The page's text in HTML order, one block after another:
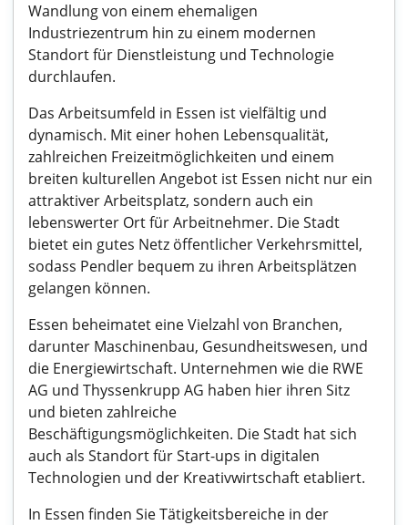
Wandlung von einem ehemaligen
Industriezentrum hin zu einem modernen
Standort für Dienstleistung und Technologie
durchlaufen.
Das Arbeitsumfeld in Essen ist vielfältig und
dynamisch. Mit einer hohen Lebensqualität,
zahlreichen Freizeitmöglichkeiten und einem
breiten kulturellen Angebot ist Essen nicht nur ein
attraktiver Arbeitsplatz, sondern auch ein
lebenswerter Ort für Arbeitnehmer. Die Stadt
bietet ein gutes Netz öffentlicher Verkehrsmittel,
sodass Pendler bequem zu ihren Arbeitsplätzen
gelangen können.
Essen beheimatet eine Vielzahl von Branchen,
darunter Maschinenbau, Gesundheitswesen, und
die Energiewirtschaft. Unternehmen wie die RWE
AG und Thyssenkrupp AG haben hier ihren Sitz
und bieten zahlreiche
Beschäftigungsmöglichkeiten. Die Stadt hat sich
auch als Standort für Start-ups in digitalen
Technologien und der Kreativwirtschaft etabliert.
In Essen finden Sie Tätigkeitsbereiche in der